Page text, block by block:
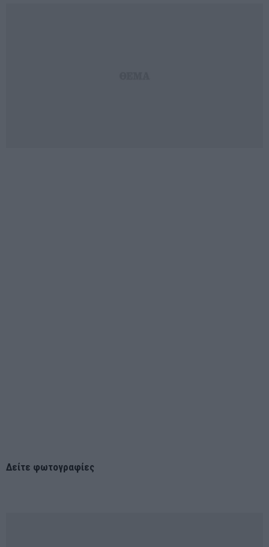
Δείτε φωτογραφίες